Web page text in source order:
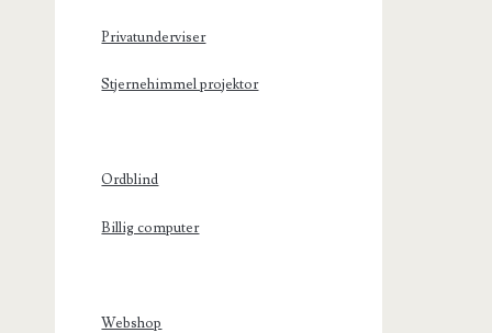
Privatunderviser
Stjernehimmel projektor
Ordblind
Billig computer
Webshop